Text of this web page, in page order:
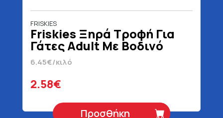
FRISKIES
Friskies Ξηρά Τροφή Για
Γάτες Adult Με Βοδινό
Κοτόπουλο & Λαχανικά
400 gr
6.45€/κιλό
2.58€
Προσθήκη